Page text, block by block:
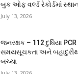
બુક ઓફ વર્લ્ડ રેકોર્ડમાં
July 13, 2026
જનરક્ષક – 112 દુધિયા PCR
સમયસૂચકતા અને
બચ્યા